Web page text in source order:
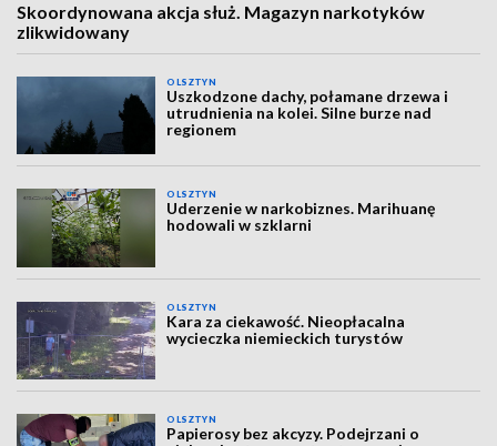
Skoordynowana akcja służ. Magazyn narkotyków
zlikwidowany
OLSZTYN
Uszkodzone dachy, połamane drzewa i
utrudnienia na kolei. Silne burze nad
regionem
OLSZTYN
Uderzenie w narkobiznes. Marihuanę
hodowali w szklarni
OLSZTYN
Kara za ciekawość. Nieopłacalna
wycieczka niemieckich turystów
OLSZTYN
Papierosy bez akcyzy. Podejrzani o